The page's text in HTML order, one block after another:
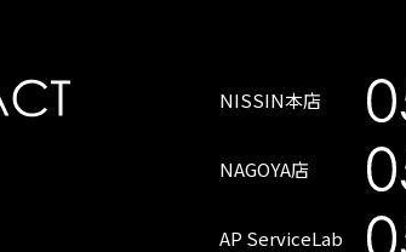
NISSIN本店
NAGOYA店
AP ServiceLab